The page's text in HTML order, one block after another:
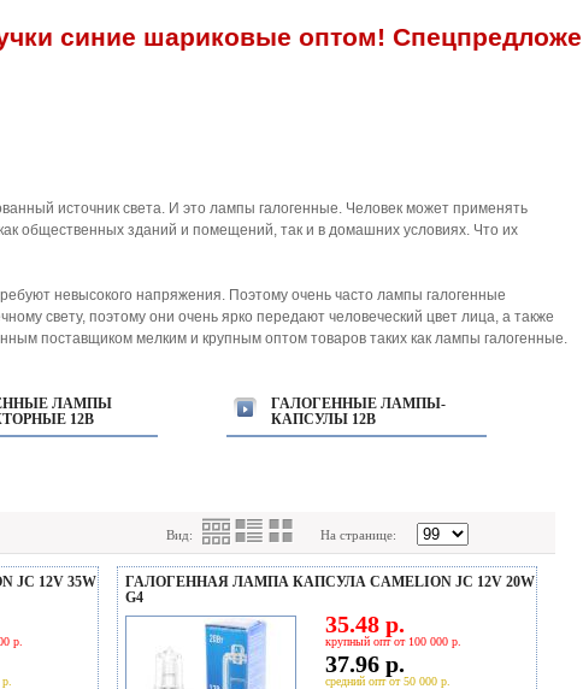
шариковые оптом! Спецпредложение!
источник света. И это лампы галогенные. Человек может применять
общественных зданий и помещений, так и в домашних условиях. Что их
невысокого напряжения. Поэтому очень часто лампы галогенные
свету, поэтому они очень ярко передают человеческий цвет лица, а также
поставщиком мелким и крупным оптом товаров таких как лампы галогенные.
ЛАМПЫ
12В
ГАЛОГЕННЫЕ ЛАМПЫ-
КАПСУЛЫ 12В
Вид: На странице:
12V 35W
р.
ГАЛОГЕННАЯ ЛАМПА КАПСУЛА CAMELION JC 12V 20W
G4
35.48 р.
крупный опт от 100 000 р.
37.96 р.
средний опт от 50 000 р.